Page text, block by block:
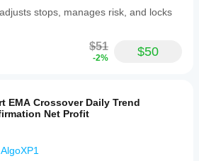
stops, manages risk, and locks
$51
-2% $50
EMA Crossover Daily Trend
Net Profit
AlgoXP1